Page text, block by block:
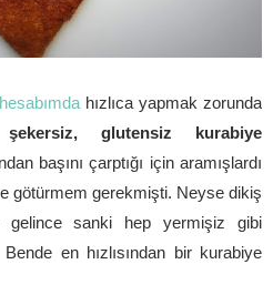
hızlıca yapmak zorunda
şekersiz, glutensiz kurabiye
başını çarptığı için aramışlardı
götürmem gerekmişti. Neyse dikiş
gelince sanki hep yermişiz gibi
en hızlısından bir kurabiye